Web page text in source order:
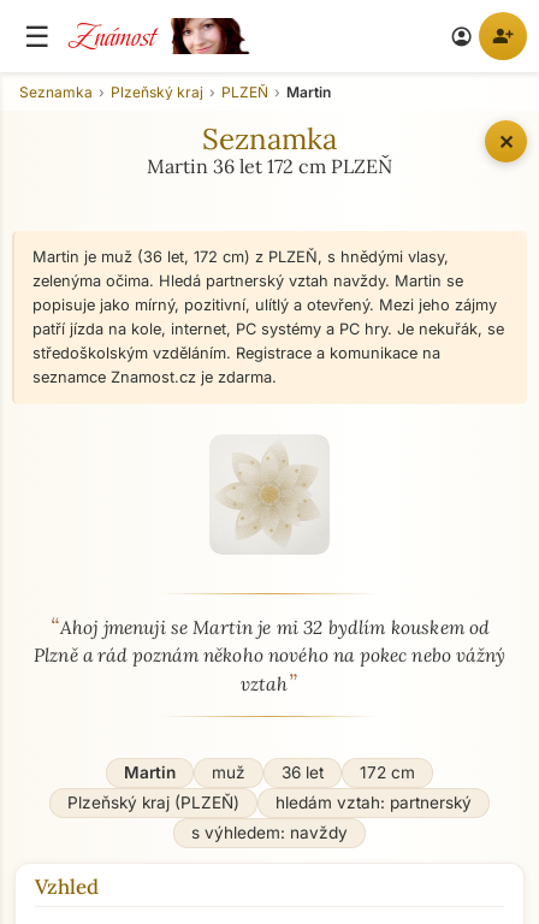
☰ Známost account_circle person_add
✕
Seznamka Plzeňský kraj PLZEŇ Martin
Seznamka
Martin 36 let 172 cm PLZEŇ
Martin je muž (36 let, 172 cm) z PLZEŇ, s hnědými vlasy,
zelenýma očima. Hledá partnerský vztah navždy. Martin se
popisuje jako mírný, pozitivní, ulítlý a otevřený. Mezi jeho zájmy
patří jízda na kole, internet, PC systémy a PC hry. Je nekuřák, se
středoškolským vzděláním. Registrace a komunikace na
seznamce Znamost.cz je zdarma.
O mně - seznamka profil
“Ahoj jmenuji se Martin je mi 32 bydlím kouskem od
Plzně a rád poznám někoho nového na pokec nebo vážný
vztah”
Martin muž 36 let
172 cm
Plzeňský kraj (PLZEŇ)
hledám vztah: partnerský
s výhledem: navždy
Vzhled